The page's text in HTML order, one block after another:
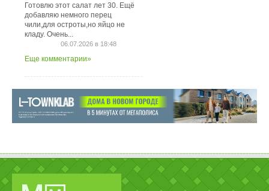
Готовлю этот салат лет 30. Ещё
добавляю немного перец
чили,для остроты,но яйцо не
кладу. Очень...
06.07.2026 в 18:48
Еще комментарии»